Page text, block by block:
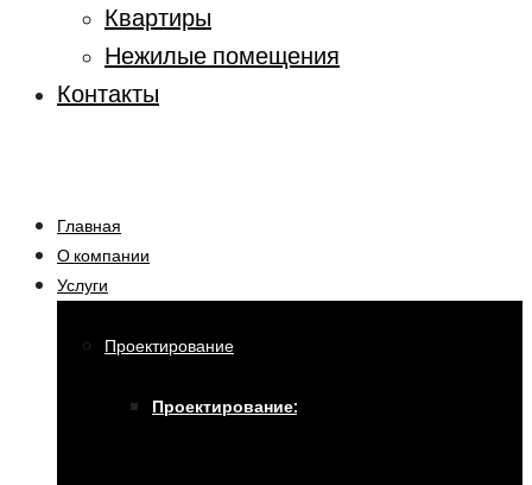
Квартиры
Нежилые помещения
Контакты
Главная
О компании
Услуги
Проектирование
Проектирование: